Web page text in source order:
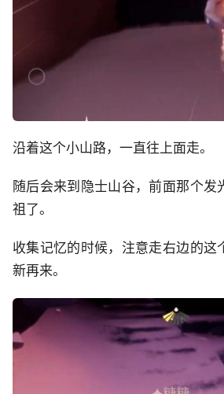
沿着这个小山路，一直往上面走。
随后会来到隐士山谷，前面那个发
祖了。
收集记忆的时候，注意走右边的这
新再来。